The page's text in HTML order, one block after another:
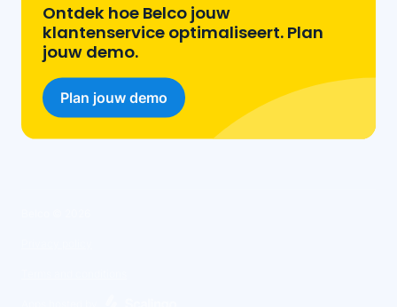
Ontdek hoe Belco jouw
klantenservice optimaliseert. Plan
jouw demo.
Plan jouw demo